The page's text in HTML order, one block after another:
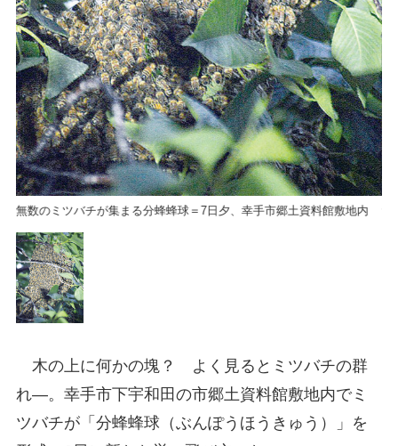
無数のミツバチが集まる分蜂蜂球＝7日夕、幸手市郷土資料館敷地内
木の上に何かの塊？ よく見るとミツバチの群
れ―。幸手市下宇和田の市郷土資料館敷地内でミ
ツバチが「分蜂蜂球（ぶんぽうほうきゅう）」を